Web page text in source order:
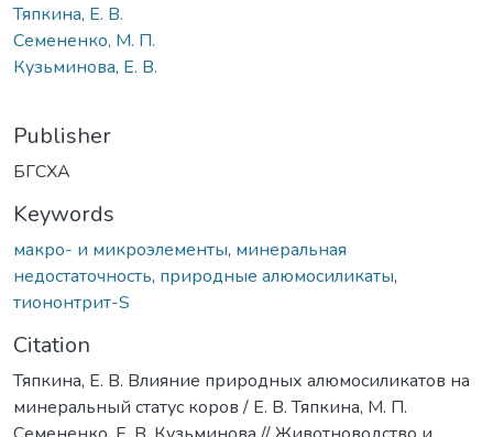
Тяпкина, Е. В.
Семененко, М. П.
Кузьминова, Е. В.
Publisher
БГСХА
Keywords
макро- и микроэлементы, минеральная
недостаточность, природные алюмосиликаты,
тиононтрит-S
Citation
Тяпкина, Е. В. Влияние природных алюмосиликатов на
минеральный статус коров / Е. В. Тяпкина, М. П.